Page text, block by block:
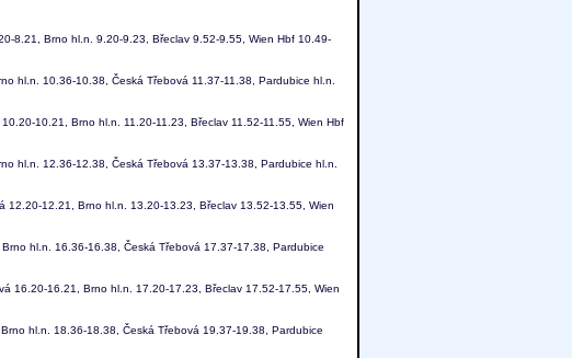
8.21, Brno hl.n. 9.20-9.23, Břeclav 9.52-9.55, Wien Hbf 10.49-
hl.n. 10.36-10.38, Česká Třebová 11.37-11.38, Pardubice hl.n.
10.21, Brno hl.n. 11.20-11.23, Břeclav 11.52-11.55, Wien Hbf
hl.n. 12.36-12.38, Česká Třebová 13.37-13.38, Pardubice hl.n.
12.21, Brno hl.n. 13.20-13.23, Břeclav 13.52-13.55, Wien
hl.n. 16.36-16.38, Česká Třebová 17.37-17.38, Pardubice
16.20-16.21, Brno hl.n. 17.20-17.23, Břeclav 17.52-17.55, Wien
hl.n. 18.36-18.38, Česká Třebová 19.37-19.38, Pardubice